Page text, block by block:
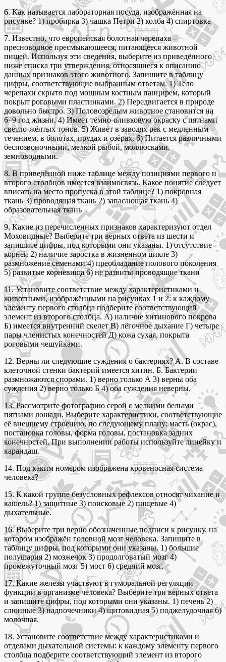
6. Как называется лабораторная посуда, изображённая на
рисунке? 1) пробирка 3) чашка Петри 2) колба 4) спиртовка
7. Известно, что европейская болотная черепаха –
пресноводное пресмыкающееся, питающееся животной
пищей. Используя эти сведения, выберите из приведённого
ниже списка три утверждения, относящиеся к описанию
данных признаков этого животного. Запишите в таблицу
цифры, соответствующие выбранным ответам. 1) Тело
черепахи скрыто под мощным костным панцирем, который
покрыт роговыми пластинками. 2) Передвигается в природе
довольно быстро. 3) Половозрелым животное становится на
6–9 год жизни. 4) Имеет тёмно-оливковую окраску с пятнами
светло-жёлтых тонов. 5) Живёт в заводях рек с медленным
течением, в болотах, прудах и озёрах. 6) Питается различными
беспозвоночными, мелкой рыбой, моллюсками,
земноводными.
8. В приведённой ниже таблице между позициями первого и
второго столбцов имеется взаимосвязь. Какое понятие следует
вписать на место пропуска в этой таблице? 1) покровная
ткань 3) проводящая ткань 2) запасающая ткань 4)
образовательная ткань
9. Какие из перечисленных признаков характеризуют отдел
Моховидные? Выберите три верных ответа из шести и
запишите цифры, под которыми они указаны. 1) отсутствие
корней 2) наличие заростка в жизненном цикле 3)
размножение семенами 4) преобладание полового поколения
5) развитые корневища 6) не развиты проводящие ткани
11. Установите соответствие между характеристиками и
животными, изображёнными на рисунках 1 и 2: к каждому
элементу первого столбца подберите соответствующий
элемент из второго столбца. А) наличие хитинового покрова
Б) имеется внутренний скелет В) лёгочное дыхание Г) четыре
пары членистых конечностей Д) кожа сухая, покрыта
роговыми чешуйками.
12. Верны ли следующие суждения о бактериях? А. В составе
клеточной стенки бактерий имеется хитин. Б. Бактерии
размножаются спорами. 1) верно только А 3) верны оба
суждения 2) верно только Б 4) оба суждения неверны.
13. Рассмотрите фотографию серой с мелкими белыми
пятнами лошади. Выберите характеристики, соответствующие
её внешнему строению, по следующему плану: масть (окрас),
постановка головы, форма головы, постановка задних
конечностей. При выполнении работы используйте линейку и
карандаш.
14. Под каким номером изображена кровеносная система
человека?
15. К какой группе безусловных рефлексов относят чихание и
кашель? 1) защитные 3) поисковые 2) пищевые 4)
дыхательные.
16. Выберите три верно обозначенные подписи к рисунку, на
котором изображён головной мозг человека. Запишите в
таблицу цифры, под которыми они указаны. 1) большие
полушария 2) мозжечок 3) продолговатый мозг 4)
промежуточный мозг 5) мост 6) средний мозг.
17. Какие железы участвуют в гуморальной регуляции
функций в организме человека? Выберите три верных ответа
и запишите цифры, под которыми они указаны. 1) печень 2)
слюнные 3) надпочечники 4) щитовидная 5) поджелудочная 6)
молочная.
18. Установите соответствие между характеристиками и
отделами дыхательной системы: к каждому элементу первого
столбца подберите соответствующий элемент из второго